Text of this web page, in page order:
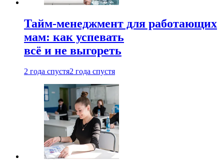
Тайм-менеджмент для работающих
мам: как успевать
всё и не выгореть
2 года спустя2 года спустя